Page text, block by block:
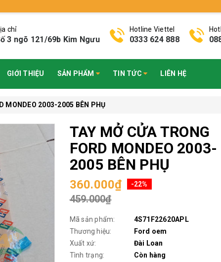
chỉ
3 ngõ 121/69b Kim Ngưu
Hotline Viettel
0333 624 888
GIỚI THIỆU SẢN PHẨM TIN TỨC LIÊN HỆ
MONDEO 2003-2005 BÊN PHỤ
TAY MỞ CỬA TRONG
FORD MONDEO 2003-
2005 BÊN PHỤ
360.000₫ -22%
459.000₫
Mã sản phẩm:
4S71F22620APL
Thương hiệu:
Ford oem
Xuất xứ:
Đài Loan
Tình trạng:
Còn hàng